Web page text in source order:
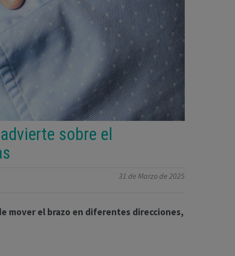
sobre el
31 de Marzo de 2025
mover el brazo en diferentes direcciones,